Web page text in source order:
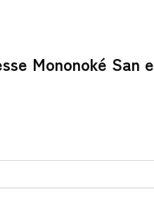
Mononoké San